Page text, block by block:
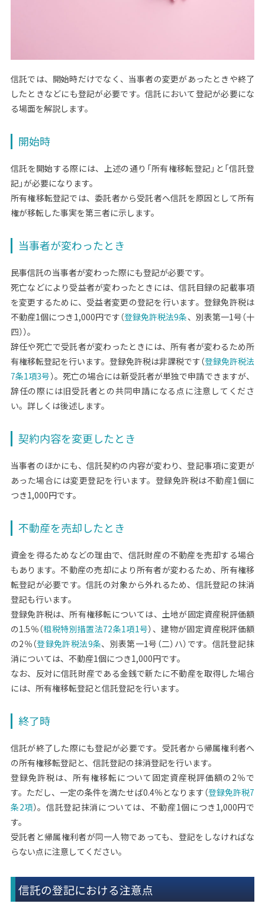
信託では、開始時だけでなく、当事者の変更があったときや終了
したときなどにも登記が必要です。信託において登記が必要にな
る場面を解説します。
開始時
信託を開始する際には、上述の通り「所有権移転登記」と「信託登
記」が必要になります。
所有権移転登記では、委託者から受託者へ信託を原因として所有
権が移転した事実を第三者に示します。
当事者が変わったとき
民事信託の当事者が変わった際にも登記が必要です。
死亡などにより受益者が変わったときには、信託目録の記載事項
を変更するために、受益者変更の登記を行います。登録免許税は
不動産1個につき1,000円です（登録免許税法9条、別表第一1号（十
四））。
辞任や死亡で受託者が変わったときには、所有者が変わるため所
有権移転登記を行います。登録免許税は非課税です（登録免許税法
7条1項3号）。死亡の場合には新受託者が単独で申請できますが、
辞任の際には旧受託者との共同申請になる点に注意してくださ
い。詳しくは後述します。
契約内容を変更したとき
当事者のほかにも、信託契約の内容が変わり、登記事項に変更が
あった場合には変更登記を行います。登録免許税は不動産1個に
つき1,000円です。
不動産を売却したとき
資金を得るためなどの理由で、信託財産の不動産を売却する場合
もあります。不動産の売却により所有者が変わるため、所有権移
転登記が必要です。信託の対象から外れるため、信託登記の抹消
登記も行います。
登録免許税は、所有権移転については、土地が固定資産税評価額
の1.5％（租税特別措置法72条1項1号）、建物が固定資産税評価額
の2％（登録免許税法9条、別表第一1号（二）ハ）です。信託登記抹
消については、不動産1個につき1,000円です。
なお、反対に信託財産である金銭で新たに不動産を取得した場合
には、所有権移転登記と信託登記を行います。
終了時
信託が終了した際にも登記が必要です。受託者から帰属権利者へ
の所有権移転登記と、信託登記の抹消登記を行います。
登録免許税は、所有権移転について固定資産税評価額の2％で
す。ただし、一定の条件を満たせば0.4％となります（登録免許税7
条2項）。信託登記抹消については、不動産1個につき1,000円で
す。
受託者と帰属権利者が同一人物であっても、登記をしなければな
らない点に注意してください。
信託の登記における注意点